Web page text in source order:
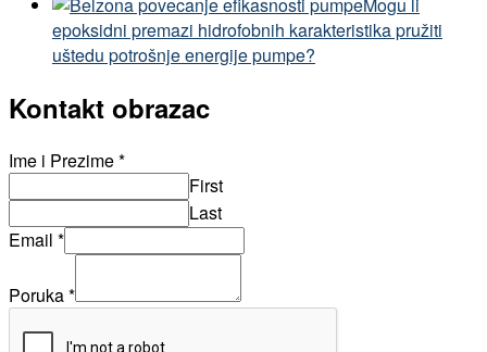
Mogu li
epoksidni premazi hidrofobnih karakteristika pružiti
uštedu potrošnje energije pumpe?
Kontakt obrazac
Ime i Prezime*
First
Last
Email *
Poruka*